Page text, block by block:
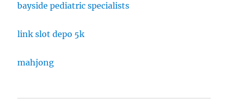
bayside pediatric specialists
link slot depo 5k
mahjong